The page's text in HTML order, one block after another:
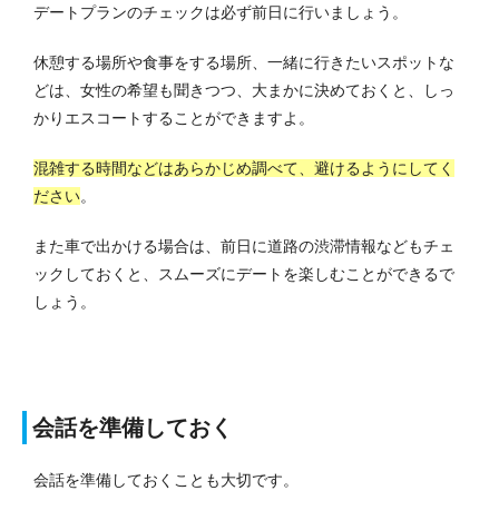
デートプランのチェックは必ず前日に行いましょう。
休憩する場所や食事をする場所、一緒に行きたいスポットな
どは、女性の希望も聞きつつ、大まかに決めておくと、しっ
かりエスコートすることができますよ。
混雑する時間などはあらかじめ調べて、避けるようにしてく
ださい。
また車で出かける場合は、前日に道路の渋滞情報などもチェ
ックしておくと、スムーズにデートを楽しむことができるで
しょう。
会話を準備しておく
会話を準備しておくことも大切です。